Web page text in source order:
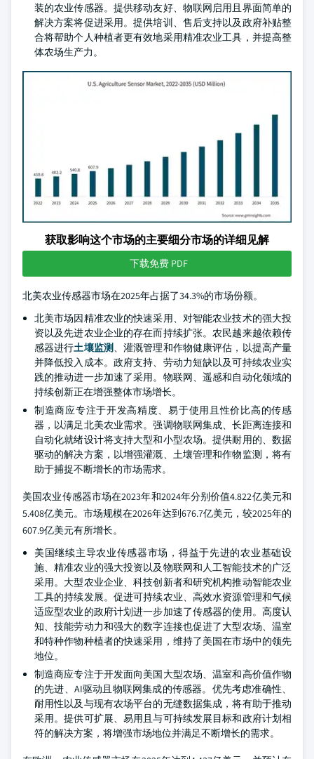
装的农业传感器。提供移动友好、物联网启用且界面简单的
解决方案将促进采用。提供培训、售后支持以及政府补贴整
合将帮助个人种植者更有效地采用精准农业工具，并提高整
体农场生产力。
获取影响这个市场的主要细分市场的详细见解
下载免费 PDF
北美农业传感器市场在2025年占据了34.3%的市场份额。
北美市场因精准农业的快速采用、对智能农业技术的强大投
资以及先进农业企业的存在而持续扩张。农民越来越依赖传
感器进行土壤监测、灌溉管理和作物健康评估，以提高产量
并降低投入成本。政府支持、劳动力短缺以及可持续农业实
践的推动进一步加速了采用。物联网、遥感和自动化领域的
持续创新正在增强整体市场增长。
制造商应专注于开发高精度、易于使用且性价比高的传感
器，以满足北美农业需求。强调物联网集成、长距离连接和
自动化就绪设计将支持大型和小型农场。提供耐用的、数据
驱动的解决方案，以增强灌溉、土壤管理和作物监测，将有
助于捕捉不断增长的市场需求。
美国农业传感器市场在2023年和2024年分别价值4.822亿美元和
5.408亿美元。市场规模在2026年达到676.7亿美元，较2025年的
607.9亿美元有所增长。
美国继续主导农业传感器市场，得益于先进的农业基础设
施、精准农业的强大投资以及物联网和人工智能技术的广泛
采用。大型农业企业、科技创新者和研究机构推动智能农业
工具的持续发展。促进可持续农业、高效水资源管理和气候
适应型农业的政府计划进一步加速了传感器的使用。高度认
知、技能劳动力和强大的数字连接也促进了大型农场、温室
和特种作物种植者的快速采用，维持了美国在市场中的领先
地位。
制造商应专注于开发面向美国大型农场、温室和高价值作物
的先进、AI驱动且物联网集成的传感器。优先考虑准确性、
耐用性以及与现有农场平台的无缝数据集成，将有助于推动
采用。提供可扩展、易用且与可持续发展目标和政府计划相
符的解决方案，将增强市场地位并满足不断增长的需求。